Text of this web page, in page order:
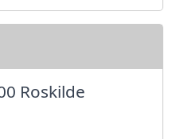
Roskilde